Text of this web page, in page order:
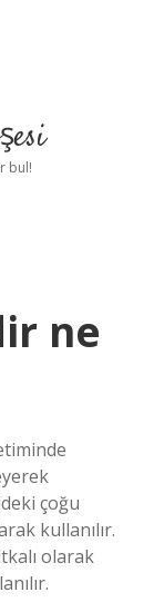
bul!
ne
çoğu
kullanılır.
olarak